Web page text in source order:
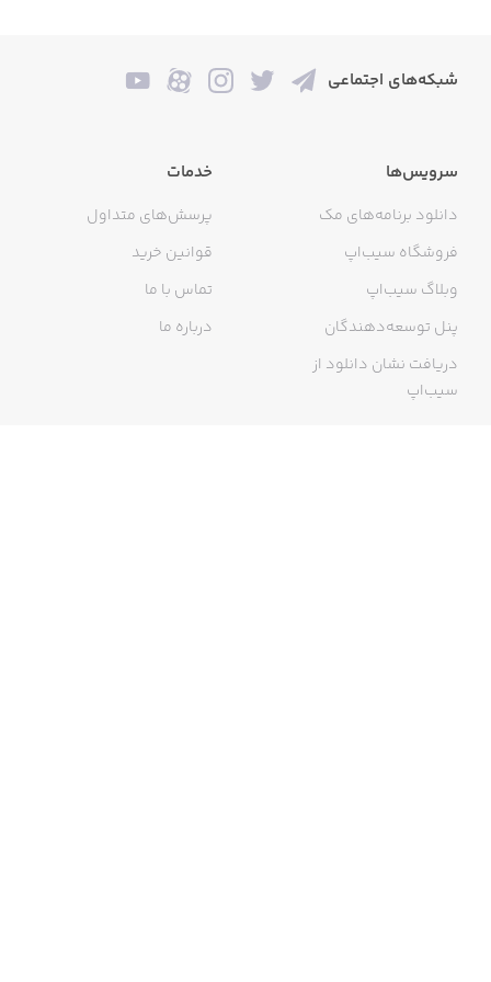
شبکه‌های اجتماعی
سرویس‌ها
دانلود برنامه‌های مک
فروشگاه سیب‌اپ
وبلاگ سیب‌اپ
پنل توسعه‌دهندگان
دریافت نشان دانلود از
سیب‌اپ
خدمات
پرسش‌های متداول
قوانین خرید
تماس با ما
درباره ما